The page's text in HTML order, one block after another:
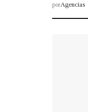
porAgencias